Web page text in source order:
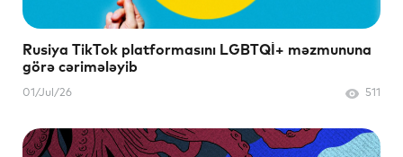
Rusiya TikTok platformasını LGBTQİ+ məzmununa
görə cərimələyib
01/Jul/26 511